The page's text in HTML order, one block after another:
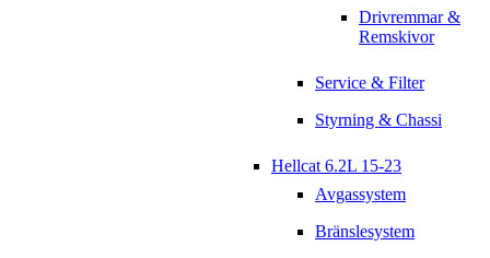
Drivremmar &
Remskivor
Service & Filter
Styrning & Chassi
Hellcat 6.2L 15-23
Avgassystem
Bränslesystem